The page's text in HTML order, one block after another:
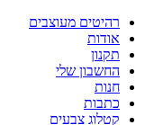
רהיטים מעוצבים
אודות
תקנון
החשבון שלי
חנות
כתבות
קטלוג צבעים
-40%